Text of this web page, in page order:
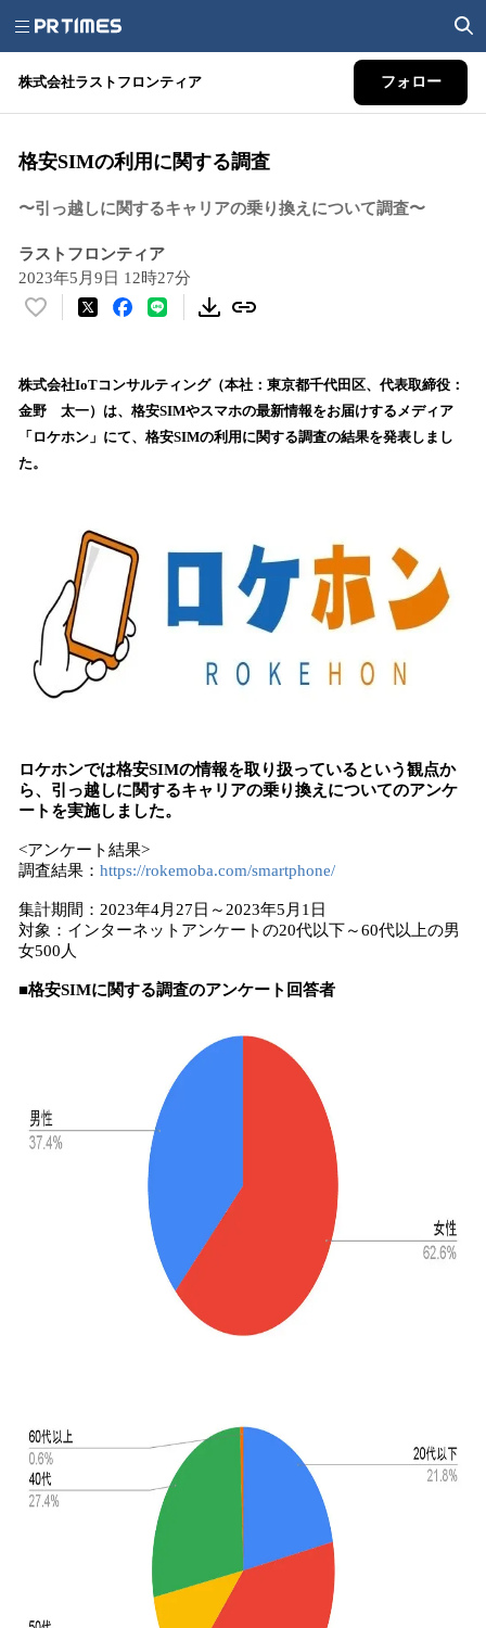
株式会社ラストフロンティア フォロー
格安SIMの利用に関する調査
〜引っ越しに関するキャリアの乗り換えについて調査〜
ラストフロンティア
2023年5月9日 12時27分
い
！
数
を
株式会社IoTコンサルティング（本社：東京都千代田区、代表取締役：
金野 太一）は、格安SIMやスマホの最新情報をお届けするメディア
「ロケホン」にて、格安SIMの利用に関する調査の結果を発表しまし
た。
ロケホンでは格安SIMの情報を取り扱っているという観点か
ら、引っ越しに関するキャリアの乗り換えについてのアンケ
ートを実施しました。
<アンケート結果>
調査結果： https://rokemoba.com/smartphone/
集計期間：2023年4月27日～2023年5月1日
対象：インターネットアンケートの20代以下～60代以上の男
女500人
■格安SIMに関する調査のアンケート回答者